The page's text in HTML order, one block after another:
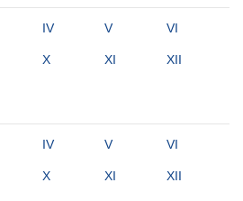
IV V VI
X XI XII
IV V VI
X XI XII